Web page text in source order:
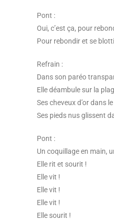
Pont :
Oui, c’est ça, pour
Pour rebondir et se
Refrain :
Dans son paréo
Elle déambule sur la
Ses cheveux d’or dans
Ses pieds nus glissent
Pont :
Un coquillage en main,
Elle rit et sourit !
Elle vit !
Elle vit !
Elle vit !
Elle sourit !